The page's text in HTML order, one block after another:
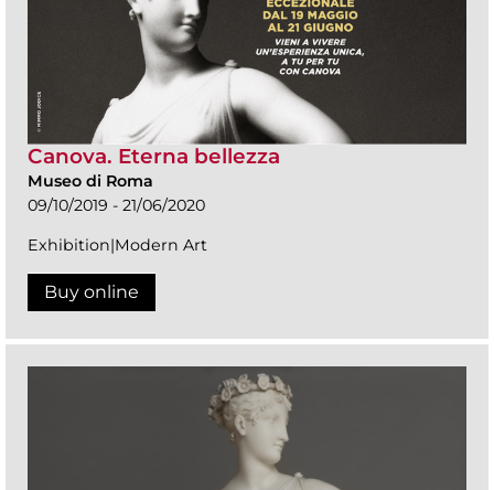
Canova. Eterna bellezza
Museo di Roma
09/10/2019 - 21/06/2020
Exhibition|Modern Art
Buy online